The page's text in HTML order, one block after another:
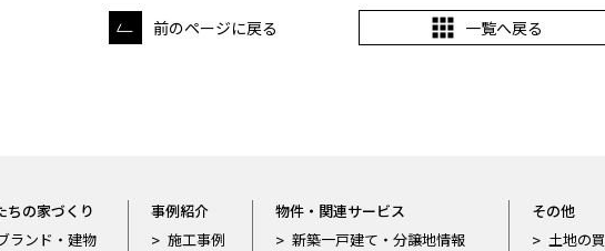
前のページに戻る 一覧へ戻る
ちの家づくり
ランド・建物
事例紹介
施工事例
物件・関連サービス
新築一戸建て・分譲地情報
その他
土地の買